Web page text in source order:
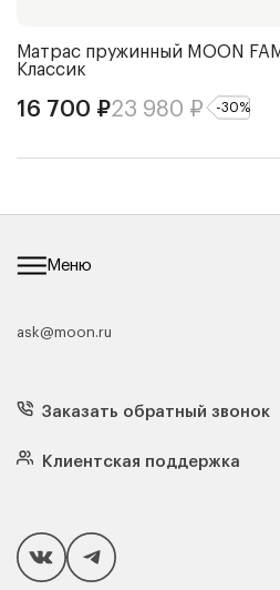
Матрас пружинный MOON
Классик
16 700 ₽23 980 ₽ -30%
Меню
Каталог мебели
Кресла
Матрасы
Подушки
Чехлы и наматрасники
Покупателям
Способы оплаты
ask@moon.ru
Заказать обратный звонок
Клиентская поддержка